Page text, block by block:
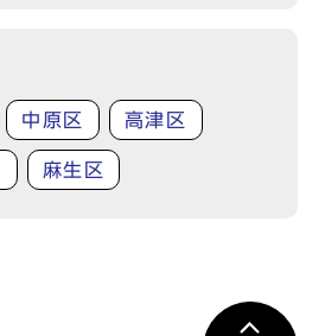
中原区 高津区
麻生区